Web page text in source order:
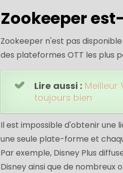
Zookeeper
Zookeeper n'est pas
des plateformes OTT les plus
Lire aussi : Meilleur
toujours bien
Il est impossible d'obtenir une
une seule plate-forme et
Par exemple, Disney Plus
Disney ainsi que de nombreux